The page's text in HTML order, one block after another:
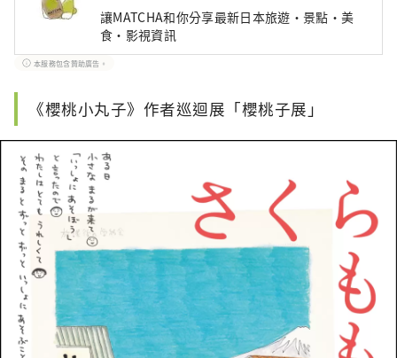
讓MATCHA和你分享最新日本旅遊・景點・美
食・影視資訊
本服務包含贊助廣告。
《櫻桃小丸子》作者巡迴展「櫻桃子展」